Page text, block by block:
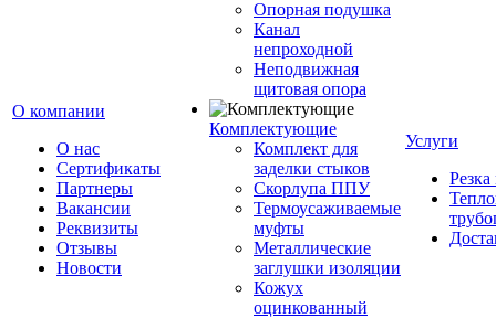
О компании
О нас
Сертификаты
Партнеры
Вакансии
Реквизиты
Отзывы
Новости
Опорная подушка
Канал
непроходной
Неподвижная
щитовая опора
Комплектующие
Комплект для
заделки стыков
Скорлупа ППУ
Термоусаживаемые
муфты
Металлические
заглушки изоляции
Кожух
оцинкованный
Услуги
Резка